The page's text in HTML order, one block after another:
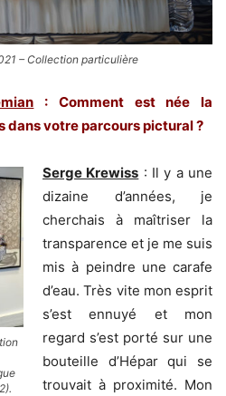
– Collection particulière
: Comment est née la
dans votre parcours pictural ?
Serge Krewiss : Il y a une
dizaine d’années, je
cherchais à maîtriser la
transparence et je me suis
mis à peindre une carafe
d’eau. Très vite mon esprit
s’est ennuyé et mon
regard s’est porté sur une
bouteille d’Hépar qui se
trouvait à proximité. Mon